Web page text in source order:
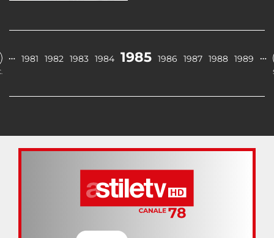
… 1981 1982 1983 1984 1985 1986 1987 1988 1989 …